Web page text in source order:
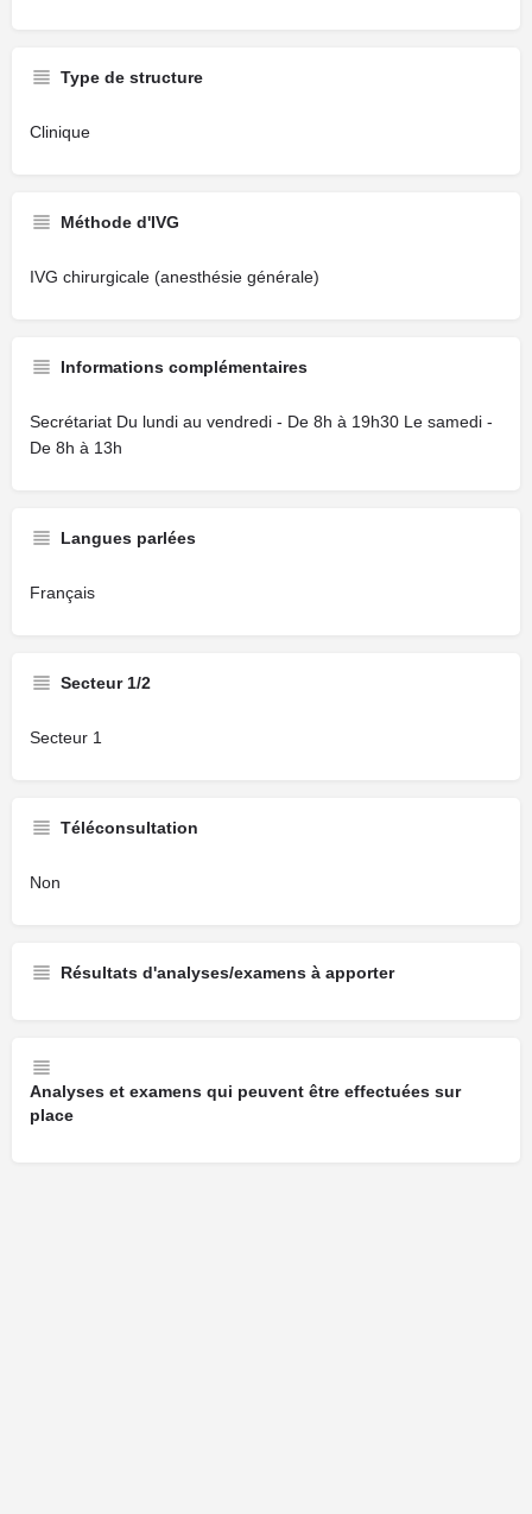
Type de structure
Clinique
Méthode d'IVG
IVG chirurgicale (anesthésie générale)
Informations complémentaires
Secrétariat Du lundi au vendredi - De 8h à 19h30 Le samedi -
De 8h à 13h
Langues parlées
Français
Secteur 1/2
Secteur 1
Téléconsultation
Non
Résultats d'analyses/examens à apporter
Analyses et examens qui peuvent être effectuées sur
place